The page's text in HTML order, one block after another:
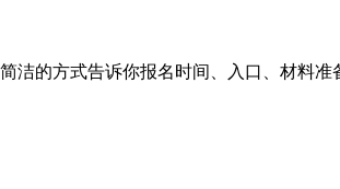
的方式告诉你报名时间、入口、材料准